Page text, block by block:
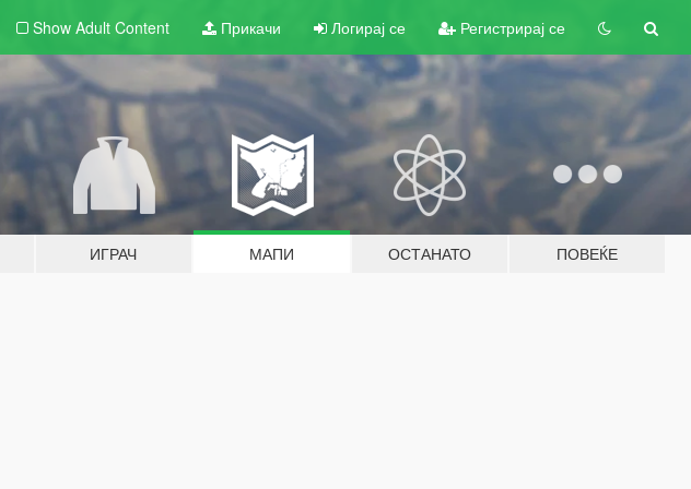
Show Adult Content Прикачи Логирај се Регистрирај се
ИГРАЧ МАПИ ОСТАНАТО ПОВЕЌЕ